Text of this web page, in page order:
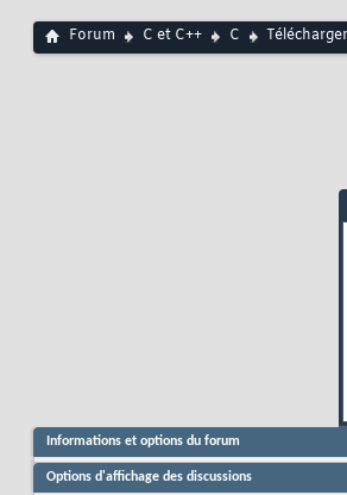
Forum C et C++ C Télécharger
Informations et options du forum
Options d'affichage des discussions